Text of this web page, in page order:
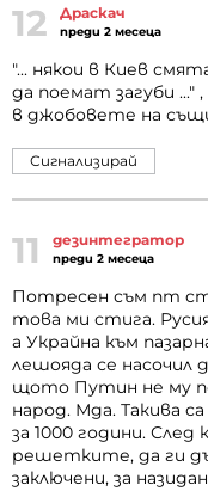
12 Драскач
преди 2 месеца
"... някои в Киев
да поемат загуби
в джобовете на
Сигнализирай
11 дезинтегратор
преди 2 месеца
Потресен съм пт
това ми стига.
а Украйна към
лешояда се насочил
щото Путин не му
народ. Мда. Такива
за 1000 години.
решетките, да ги
заключени, за